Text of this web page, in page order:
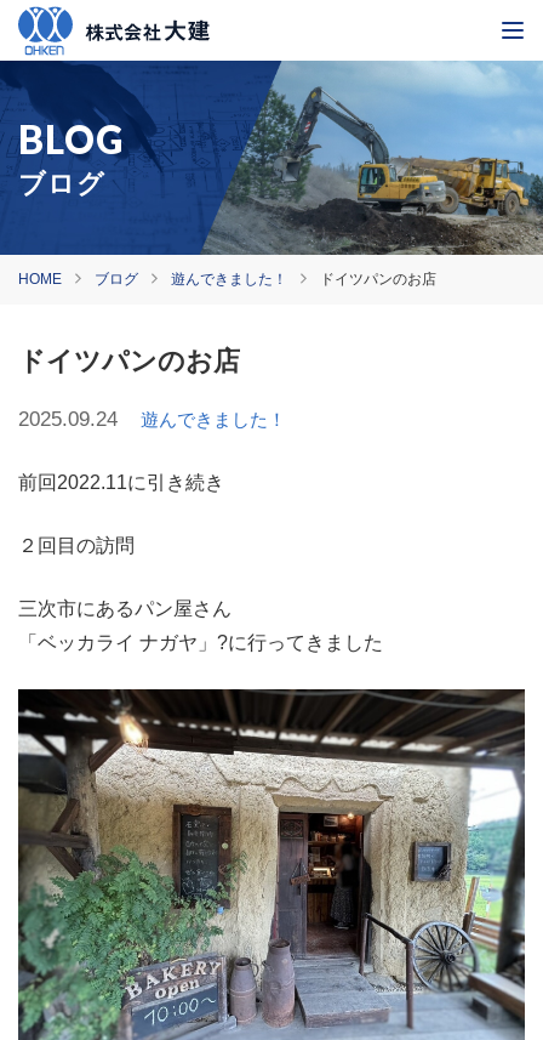
ブログ
HOME ブログ 遊んできました！ ドイツパンのお店
ドイツパンのお店
2025.09.24 遊んできました！
前回2022.11に引き続き
２回目の訪問
三次市にあるパン屋さん
「ベッカライ ナガヤ」?に行ってきました